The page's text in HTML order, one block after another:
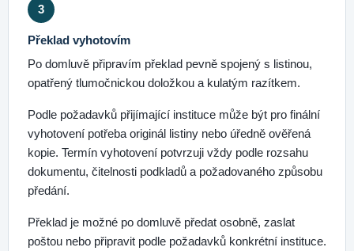
3
Překlad vyhotovím
Po domluvě připravím překlad pevně spojený s listinou,
opatřený tlumočnickou doložkou a kulatým razítkem.
Podle požadavků přijímající instituce může být pro finální
vyhotovení potřeba originál listiny nebo úředně ověřená
kopie. Termín vyhotovení potvrzuji vždy podle rozsahu
dokumentu, čitelnosti podkladů a požadovaného způsobu
předání.
Překlad je možné po domluvě předat osobně, zaslat
poštou nebo připravit podle požadavků konkrétní instituce.